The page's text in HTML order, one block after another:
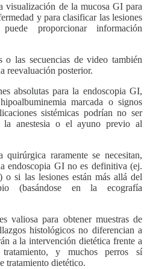
visualización de la mucosa GI para
y para clasificar las lesiones
proporcionar información
o las secuencias de video también
reevaluación posterior.
absolutas para la endoscopia GI,
marcada o signos
sistémicas podrían no ser
la anestesia o el ayuno previo al
quirúrgica raramente se necesitan,
endoscopia GI no es definitiva (ej.
o si las lesiones están más allá del
(basándose en la ecografía
valiosa para obtener muestras de
histológicos no diferencian a
a la intervención dietética frente a
y muchos perros sí
tratamiento dietético.